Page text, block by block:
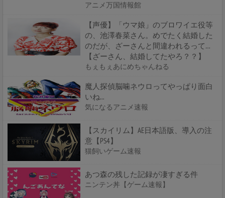
アニメ万国情報館
【声優】「ウマ娘」のブロワイエ役等
の、池澤春菜さん。めでたく結婚した
のだが、ざーさんと間違われるって…
【ざーさん、結婚してたやろ？？】
もぇもぇあにめちゃんねる
魔人探偵脳噛ネウロってやっぱり面白
いね...
気になるアニメ速報
【スカイリム】AE日本語版、導入の注
意【PS4】
猫飼いゲーム速報
あつ森の残した記録が凄すぎる件
ニンテン丼【ゲーム速報】